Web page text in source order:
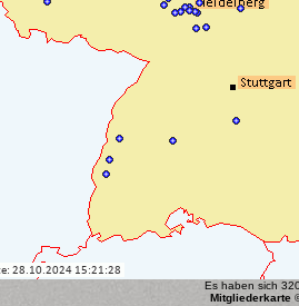
Es haben sich
Mitgliederkarte